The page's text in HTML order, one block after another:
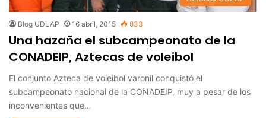
Blog UDLAP 16 abril, 2015 833
Una hazaña el subcampeonato de la
CONADEIP, Aztecas de voleibol
El conjunto Azteca de voleibol varonil conquistó el
subcampeonato nacional de la CONADEIP, muy a pesar de los
inconvenientes que…